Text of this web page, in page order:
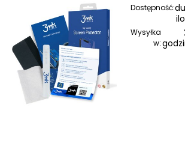
Dostępność:
Wysyłka
w: